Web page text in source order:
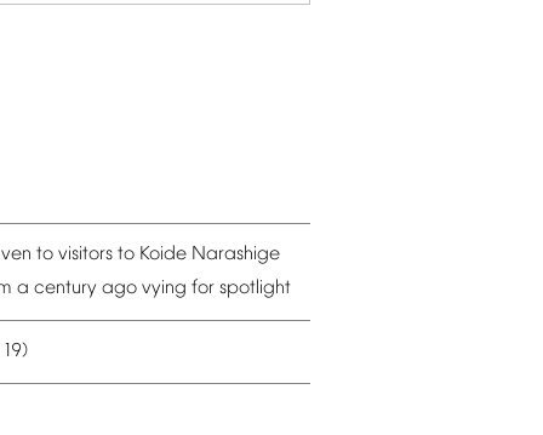
to visitors to Koide Narashige
a century ago vying for spotlight
19)